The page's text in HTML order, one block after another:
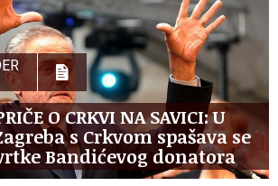
O CRKVI NA SAVICI: U
s Crkvom spašava se
Bandićevog donatora